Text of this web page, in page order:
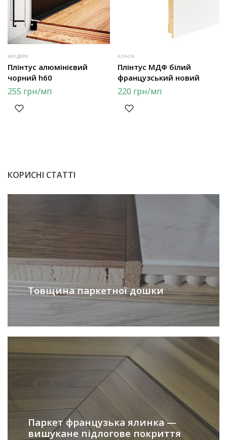
МОДЕРН
Плінтус алюмінієвий
чорний h60
255 грн/мп
КЛАСІК
Плінтус МДФ білий
французський новий
220 грн/мп
КОРИСНІ СТАТТІ
Товщина паркетної дошки
Паркет французька ялинка —
вишукане підлогове покриття